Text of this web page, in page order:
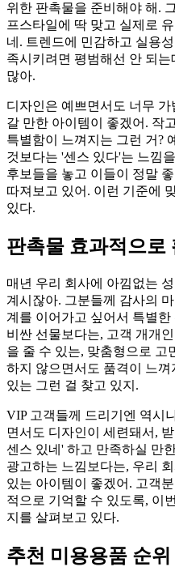
위한 판촉물을 준비해야 해.
프스타일에 딱 맞고 실제로
네. 트렌드에 민감하고 실용
족시키려면 평범해선 안 되는
많아.
디자인은 예쁘면서도 너무 가
갈 만한 아이템이 좋겠어. 작
특별함이 느껴지는 그런 거?
것보다는 '센스 있다'는 느낌
후보들을 놓고 이들이 정말
따져보고 있어. 이런 기준에
있다.
판촉물 효과적으로
매년 우리 회사에 아낌없는
계시잖아. 그분들께 감사의
계를 이어가고 싶어서 특별한
비싼 선물보다는, 고객 개개
을 줄 수 있는, 맞춤형으로 고
하지 않으면서도 품격이 느
있는 그런 걸 찾고 있지.
VIP 고객들께 드리기엔 역시
면서도 디자인이 세련돼서,
센스 있네' 하고 만족하실 만
광고하는 느낌보다는, 우리
있는 아이템이 좋겠어. 고객
적으로 기억할 수 있도록, 이
지를 살펴보고 있다.
추천 미용용품 순위